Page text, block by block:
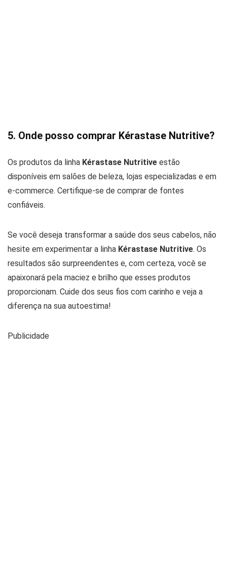
5. Onde posso comprar Kérastase Nutritive?
Os produtos da linha Kérastase Nutritive estão
disponíveis em salões de beleza, lojas especializadas e em
e-commerce. Certifique-se de comprar de fontes
confiáveis.
Se você deseja transformar a saúde dos seus cabelos, não
hesite em experimentar a linha Kérastase Nutritive. Os
resultados são surpreendentes e, com certeza, você se
apaixonará pela maciez e brilho que esses produtos
proporcionam. Cuide dos seus fios com carinho e veja a
diferença na sua autoestima!
Publicidade